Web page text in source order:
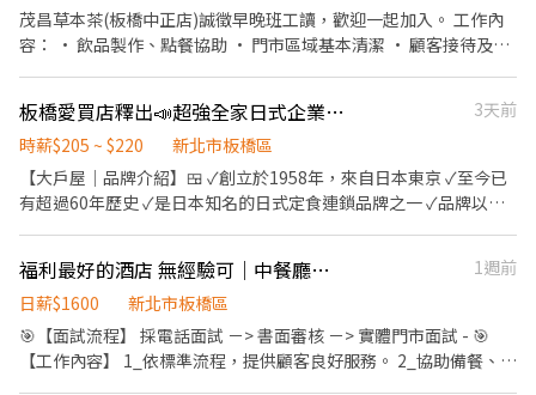
茂昌草本茶(板橋中正店)誠徵早晚班工讀，歡迎一起加入。 工作內
容： • 飲品製作、點餐協助 • 門市區域基本清潔 • 顧客接待及簡
你。
板橋愛買店釋出📣超強全家日式企業📣固定班打工.內外場高薪計時.晚班/全天/假日
3天前
時薪$205 ~ $220
新北市板橋區
【大戶屋｜品牌介紹】🍱 ✓創立於1958年，來自日本東京 ✓至今已
有超過60年歷史 ✓是日本知名的日式定食連鎖品牌之一 ✓品牌以
群喜愛，是兼具品質 🤍【工作內容】 ✨ 工作簡單好上手，新手也O
✨ 固定內場／外場分配，不用兩邊跑 ┈┈┈┈┈┈┈ ♥外場服務 ①
帶位與顧客服務 ②點餐收銀 ③飲料與甜點製作 ④環境整理與清潔
內場廚務 ①餐點備料與製作 ②餐點品質控管 ③廚房設備與環境清潔
福利最好的酒店 無經驗可｜中餐廳服務員 ｜板橋馥華艾美酒店
1週前
日薪$1600
新北市板橋區
🎯【面試流程】 採電話面試 －> 書面審核 －> 實體門市面試 - 🎯
【工作內容】 1_依標準流程，提供顧客良好服務。 2_協助備餐、補